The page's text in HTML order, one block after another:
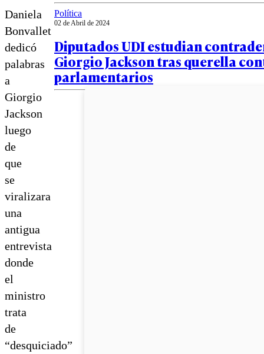
Daniela
Bonvallet
dedicó
palabras
a
Giorgio
Jackson
luego
de
que
se
viralizara
una
antigua
entrevista
donde
el
ministro
trata
de
“desquiciado”
Política
02 de Abril de 2024
Diputados UDI estudian
Giorgio Jackson tras querella
parlamentarios